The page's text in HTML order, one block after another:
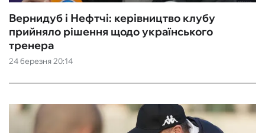
24 березня 20:14
Вернидуб і Нефтчі: керівництво клубу
прийняло рішення щодо українського
тренера